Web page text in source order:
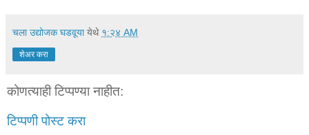
चला उद्योजक घडवूया येथे १:२४ AM
शेअर करा
कोणत्याही टिप्पण्‍या नाहीत:
टिप्पणी पोस्ट करा